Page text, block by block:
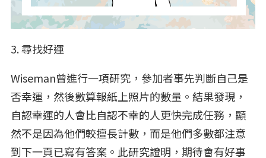
3. 尋找好運
Wiseman曾進行一項研究，參加者事先判斷自己是
否幸運，然後數算報紙上照片的數量。結果發現，
自認幸運的人會比自認不幸的人更快完成任務，顯
然不是因為他們較擅長計數，而是他們多數都注意
到下一頁已寫有答案。此研究證明，期待會有好事